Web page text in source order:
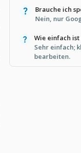
Brauche ich
Nein, nur
Wie einfach ist
Sehr einfach;
bearbeiten.